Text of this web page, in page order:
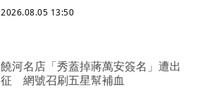
2026.08.05 13:50
饒河名店「秀蓋掉蔣萬安簽名」遭出
征 網號召刷五星幫補血